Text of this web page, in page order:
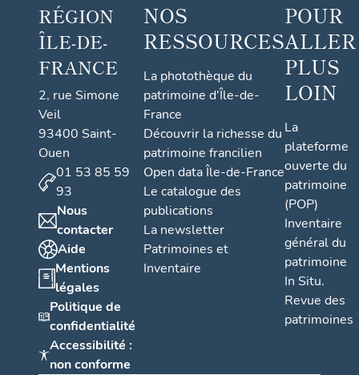
RÉGION
ÎLE-DE-
FRANCE
2, rue Simone
Veil
93400 Saint-
Ouen
01 53 85 59
93
Nous
contacter
Aide
Mentions
légales
Politique de
confidentialité
Accessibilité :
non conforme
NOS
RESSOURCES
La photothèque du
patrimoine d'Île-de-
France
Découvrir la richesse du
patrimoine francilien
Open data Île-de-France
Le catalogue des
publications
La newsletter
Patrimoines et
Inventaire
POUR
ALLER
PLUS
LOIN
La
plateforme
ouverte du
patrimoine
(POP)
Inventaire
général du
patrimoine
In Situ.
Revue des
patrimoines